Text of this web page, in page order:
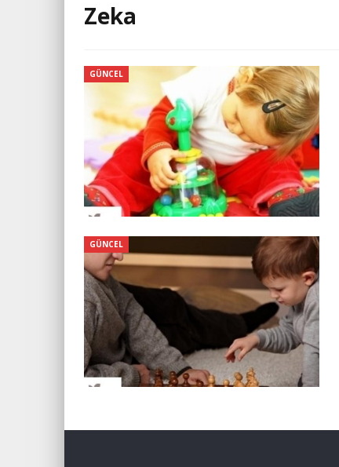
Zeka
GÜNCEL
GÜNCEL